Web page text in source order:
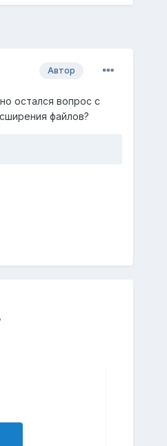
Автор
остался вопрос с
файлов?